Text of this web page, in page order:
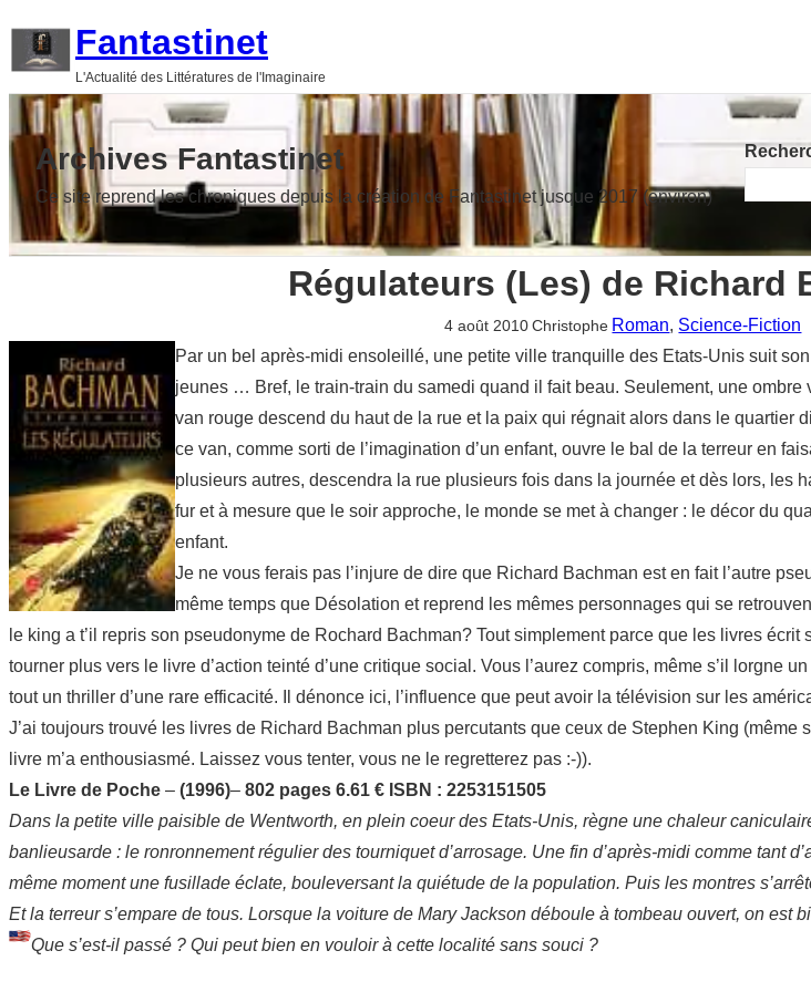
Fantastinet
L'Actualité des Littératures de l'Imaginaire
Archives Fantastinet
Ce site reprend les chroniques depuis la création de Fantastinet jusque 2017 (environ)
Régulateurs (Les) de Richard
4 août 2010 Christophe Roman, Science-Fiction
Par un bel après-midi ensoleillé, une petite ville tranquille des Etats-Unis suit
jeunes … Bref, le train-train du samedi quand il fait beau. Seulement, une ombre
van rouge descend du haut de la rue et la paix qui régnait alors dans le quartier
ce van, comme sorti de l’imagination d’un enfant, ouvre le bal de la terreur en
plusieurs autres, descendra la rue plusieurs fois dans la journée et dès lors, les
fur et à mesure que le soir approche, le monde se met à changer : le décor du
enfant.
Je ne vous ferais pas l’injure de dire que Richard Bachman est en fait l’autre
même temps que Désolation et reprend les mêmes personnages qui se
le king a t’il repris son pseudonyme de Rochard Bachman? Tout simplement parce que les livres écrit
tourner plus vers le livre d’action teinté d’une critique social. Vous l’aurez compris, même s’il lorgne
tout un thriller d’une rare efficacité. Il dénonce ici, l’influence que peut avoir la télévision sur les
J’ai toujours trouvé les livres de Richard Bachman plus percutants que ceux de Stephen King (même
livre m’a enthousiasmé. Laissez vous tenter, vous ne le regretterez pas :-)).
Le Livre de Poche – (1996)– 802 pages 6.61 € ISBN : 2253151505
Dans la petite ville paisible de Wentworth, en plein coeur des Etats-Unis, règne une chaleur
banlieusarde : le ronronnement régulier des tourniquet d’arrosage. Une fin d’après-midi comme tant
même moment une fusillade éclate, bouleversant la quiétude de la population. Puis les montres
Et la terreur s’empare de tous. Lorsque la voiture de Mary Jackson déboule à tombeau ouvert, on
Que s’est-il passé ? Qui peut bien en vouloir à cette localité sans souci ?